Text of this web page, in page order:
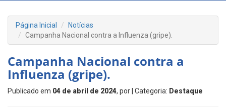
Página Inicial
Notícias
Campanha Nacional contra a Influenza (gripe).
Campanha Nacional contra a
Influenza (gripe).
Publicado em 04 de abril de 2024, por | Categoria: Destaque